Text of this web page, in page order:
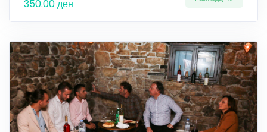
350.00 ден